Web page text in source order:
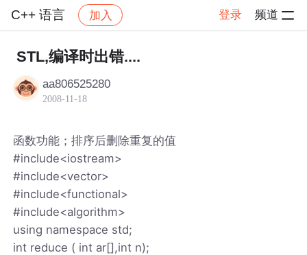
C++ 语言 加入 登录 频道
社区 C++ 语言
STL,编译时出错....
aa806525280
2008-11-18
函数功能；排序后删除重复的值
#include<iostream>
#include<vector>
#include<functional>
#include<algorithm>
using namespace std;
int reduce ( int ar[],int n);